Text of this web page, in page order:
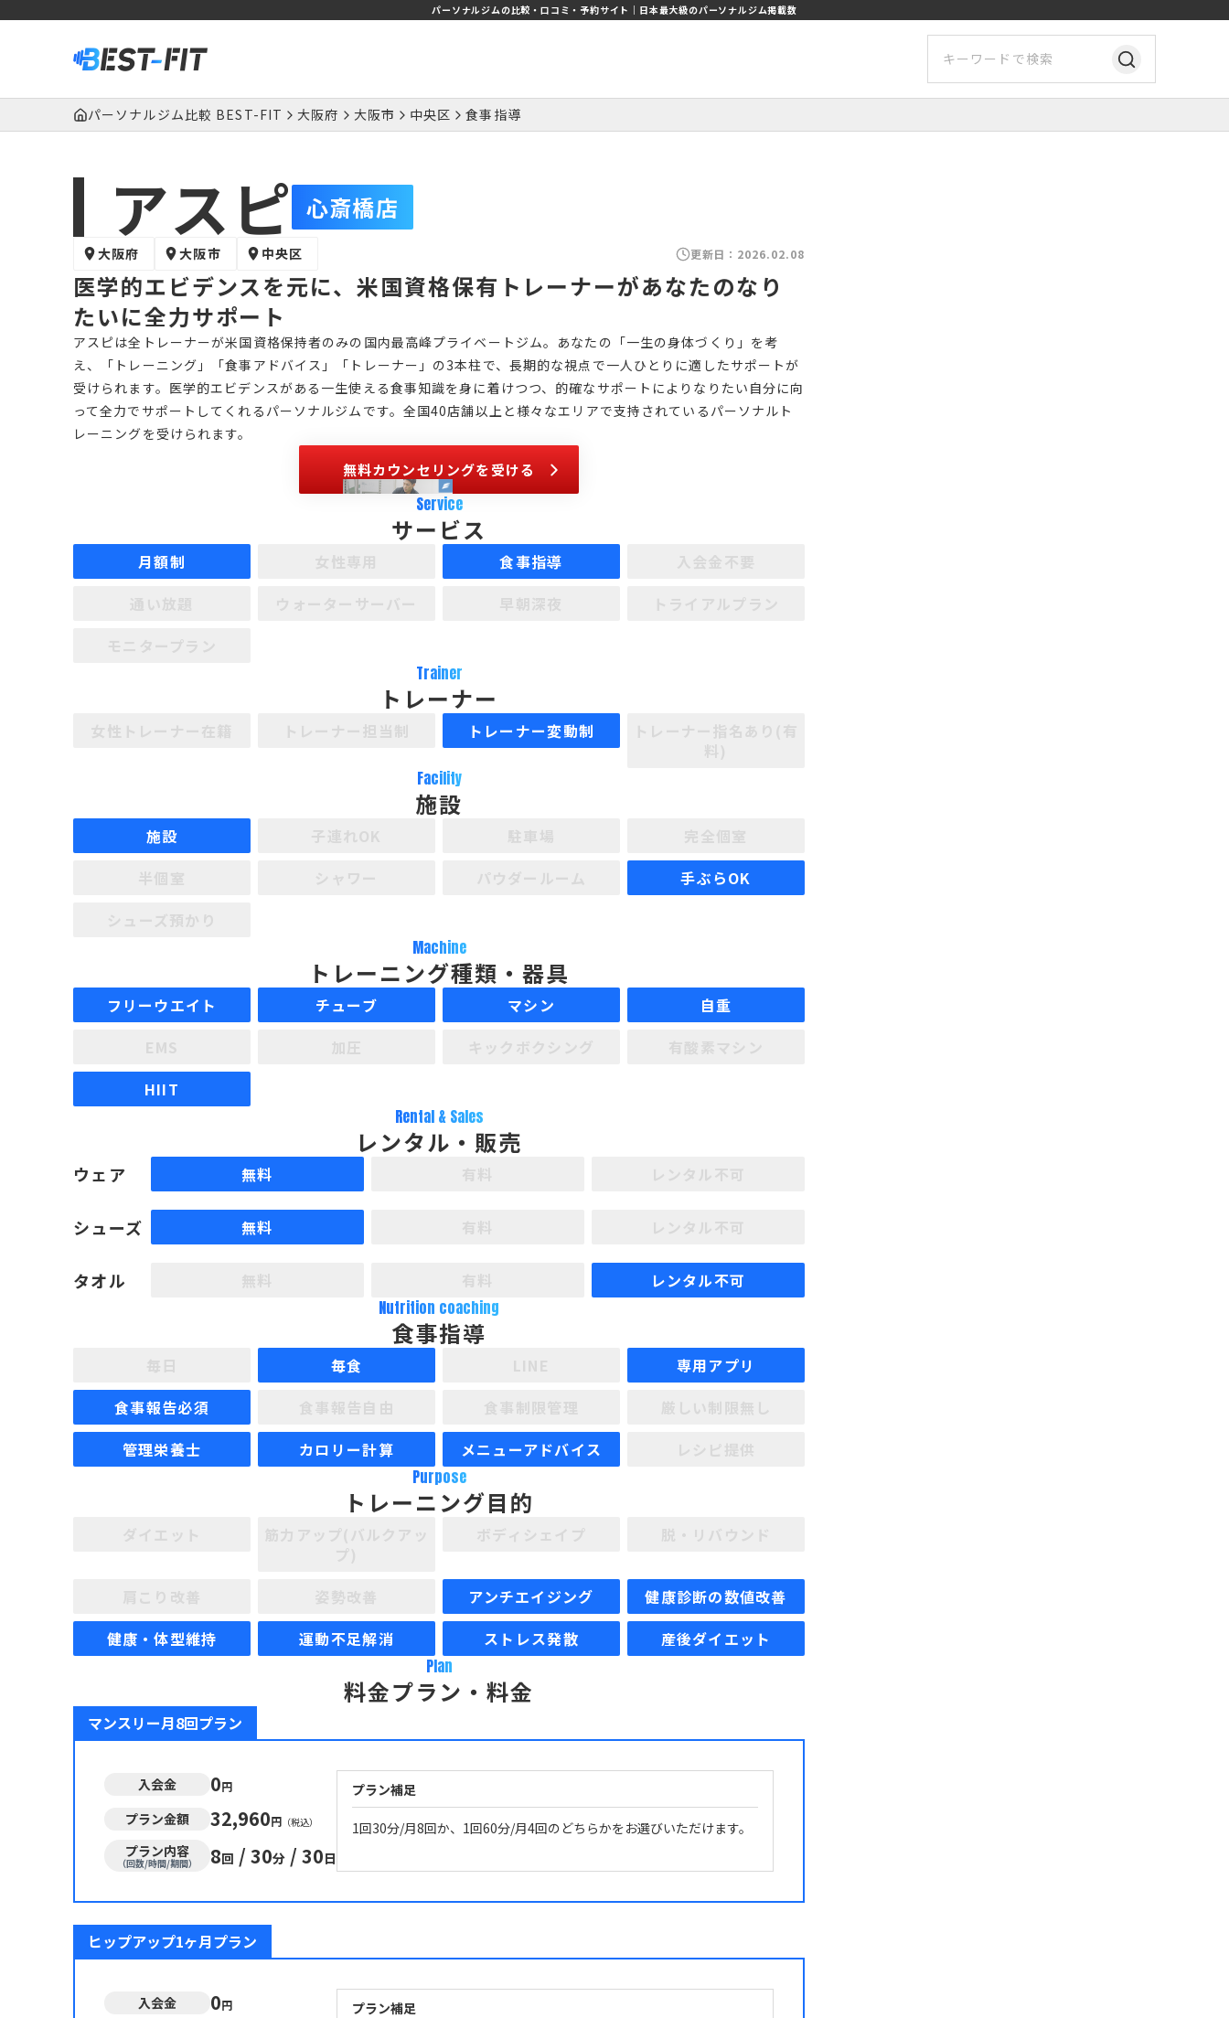
パーソナルジムの比較・口コミ・予約サイト｜日本最大級のパーソナルジム掲載数
パーソナルジム比較 BEST-FIT 大阪府 大阪市 中央区 食事指導
アスピ 心斎橋店
大阪府 大阪市 中央区 更新日： 2026.02.08
医学的エビデンスを元に、米国資格保有トレーナーがあなたのなり
たいに全力サポート
アスピは全トレーナーが米国資格保持者のみの国内最高峰プライベートジム。あなたの「一生の身体づくり」を考
え、「トレーニング」「食事アドバイス」「トレーナー」の3本柱で、長期的な視点で一人ひとりに適したサポートが
受けられます。医学的エビデンスがある一生使える食事知識を身に着けつつ、的確なサポートによりなりたい自分に向
って全力でサポートしてくれるパーソナルジムです。全国40店舗以上と様々なエリアで支持されているパーソナルト
レーニングを受けられます。
無料カウンセリングを受ける
Service
サービス
月額制 食事指導
Trainer
トレーナー
トレーナー変動制
Facility
施設
施設
手ぶらOK
Machine
トレーニング種類・器具
フリーウエイト チューブ マシン
自重
HIIT
Rental & Sales
レンタル・販売
ウェア 無料
シューズ 無料
タオル
レンタル不可
Nutrition coaching
食事指導
毎食
専用アプリ
食事報告必須
管理栄養士
カロリー計算 メニューアドバイス
Purpose
トレーニング目的
アンチエイジング
健康診断の数値改善
健康・体型維持
運動不足解消 ストレス発散
産後ダイエット
Plan
料金プラン・料金
マンスリー月8回プラン
入会金 0円
プラン金額 32,960円 （税込）
プラン内容
（回数/時間/期間） 8回 / 30分 / 30日
プラン補足
1回30分/月8回か、1回60分/月4回のどちらかをお選びいただけます。
ヒップアップ1ヶ月プラン
入会金 0円 プラン補足